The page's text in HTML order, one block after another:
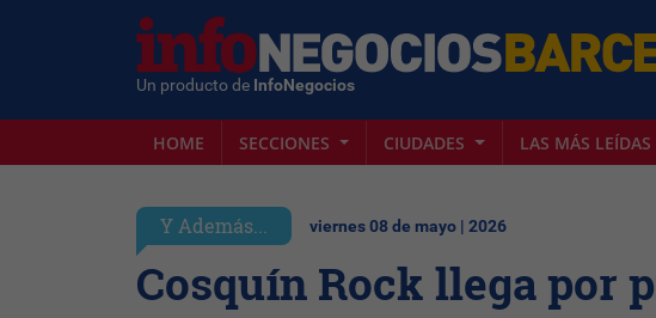
Un producto de InfoNegocios
HOME SECCIONES CIUDADES LAS MÁS LEÍDAS
Y Además... viernes 08 de mayo | 2026
Cosquín Rock llega por